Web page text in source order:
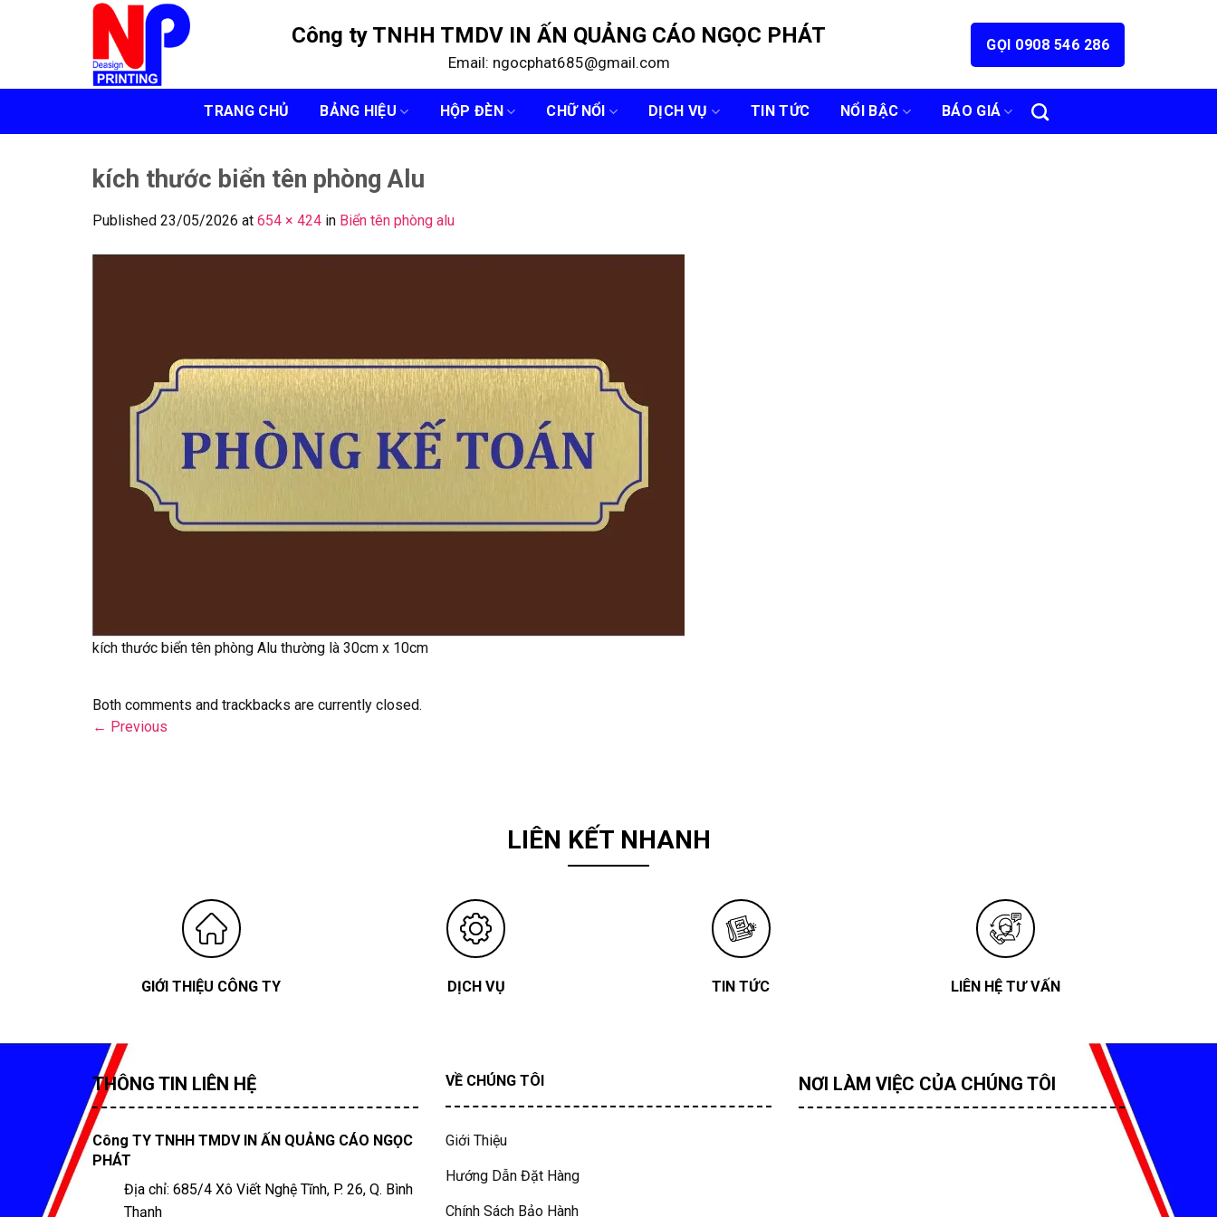
Công ty TNHH TMDV IN ẤN QUẢNG CÁO NGỌC PHÁT
Email: ngocphat685@gmail.com
GỌI 0908 546 286
TRANG CHỦ BẢNG HIỆU HỘP ĐÈN CHỮ NỔI DỊCH VỤ TIN TỨC NỔI BẬC BÁO GIÁ
kích thước biển tên phòng Alu
Published 23/05/2026 at 654 × 424 in Biển tên phòng alu
kích thước biển tên phòng Alu thường là 30cm x 10cm
Both comments and trackbacks are currently closed.
← Previous
LIÊN KẾT NHANH
GIỚI THIỆU CÔNG TY DỊCH VỤ TIN TỨC LIÊN HỆ TƯ VẤN
THÔNG TIN LIÊN HỆ
Công TY TNHH TMDV IN ẤN QUẢNG CÁO NGỌC
PHÁT
Địa chỉ: 685/4 Xô Viết Nghệ Tĩnh, P. 26, Q. Bình
Thạnh
VỀ CHÚNG TÔI
Giới Thiệu
Hướng Dẫn Đặt Hàng
Chính Sách Bảo Hành
NƠI LÀM VIỆC CỦA CHÚNG TÔI